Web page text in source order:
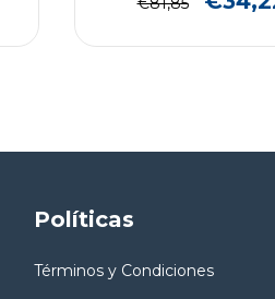
Políticas
Términos y Condiciones